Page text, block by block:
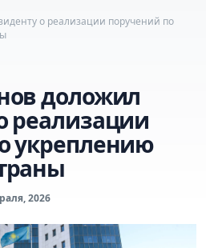
о реализации поручений по
доложил
реализации
укреплению
2026